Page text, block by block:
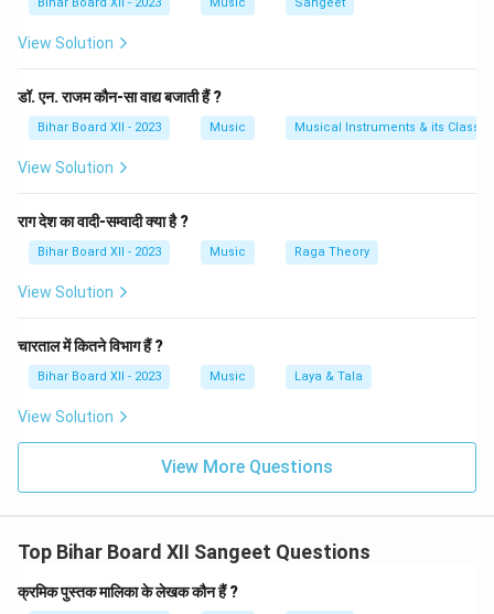
और लय का अनुसरण करते हुए, अपनी विधायित्व और संगीत कला का
सर्वोत्तम प्रदर्शन करते हैं। यह शास्त्रीय संगीत के प्रदर्शन में एक
करना एक महान क्षमता का प्रतीक होता है। इस प्रकार, तान एक ऐसी
प्रस्तुति होती है जिसमें स्वर तीव्र गति से गाए जाते हैं, और यह संगीत में
एक उत्तेजक, उच्च-ऊर्जा वाली अभिव्यक्ति प्रदान करता है।
Download Solution in PDF
View Solution
डॉ. एन. राजम कौन-सा वाद्य बजाती हैं ?
Bihar Board XII - 2023 Music Musical Instruments & its
View Solution
राग देश का वादी-सम्वादी क्या है ?
Bihar Board XII - 2023 Music Raga Theory
View Solution
चारताल में कितने विभाग हैं ?
Bihar Board XII - 2023 Music Laya & Tala
View Solution
View More Questions
Top Bihar Board XII Sangeet Questions
क्रमिक पुस्तक मालिका के लेखक कौन हैं ?